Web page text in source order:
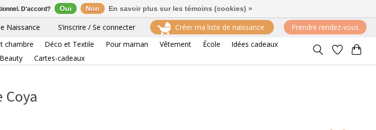
Naissance S’inscrire / Se connecter Créer ma liste de naissance
Prendre rendez-vous
chambre Déco et Textile Pour maman Vêtement École
Idées cadeaux
Cartes-cadeaux
D'accord? Oui Non En savoir plus sur les témoins (cookies) »